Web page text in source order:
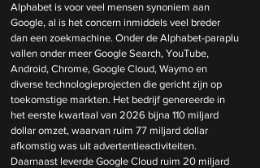
Alphabet is voor veel mensen synoniem aan
Google, al is het concern inmiddels veel breder
dan een zoekmachine. Onder de Alphabet-paraplu
vallen onder meer Google Search, YouTube,
Android, Chrome, Google Cloud, Waymo en
diverse technologieprojecten die gericht zijn op
toekomstige markten. Het bedrijf genereerde in
het eerste kwartaal van 2026 bijna 110 miljard
dollar omzet, waarvan ruim 77 miljard dollar
afkomstig was uit advertentieactiviteiten.
Daarnaast leverde Google Cloud ruim 20 miljard